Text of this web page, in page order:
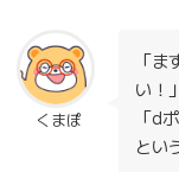
くまぽ
「
い！」
「d
とい